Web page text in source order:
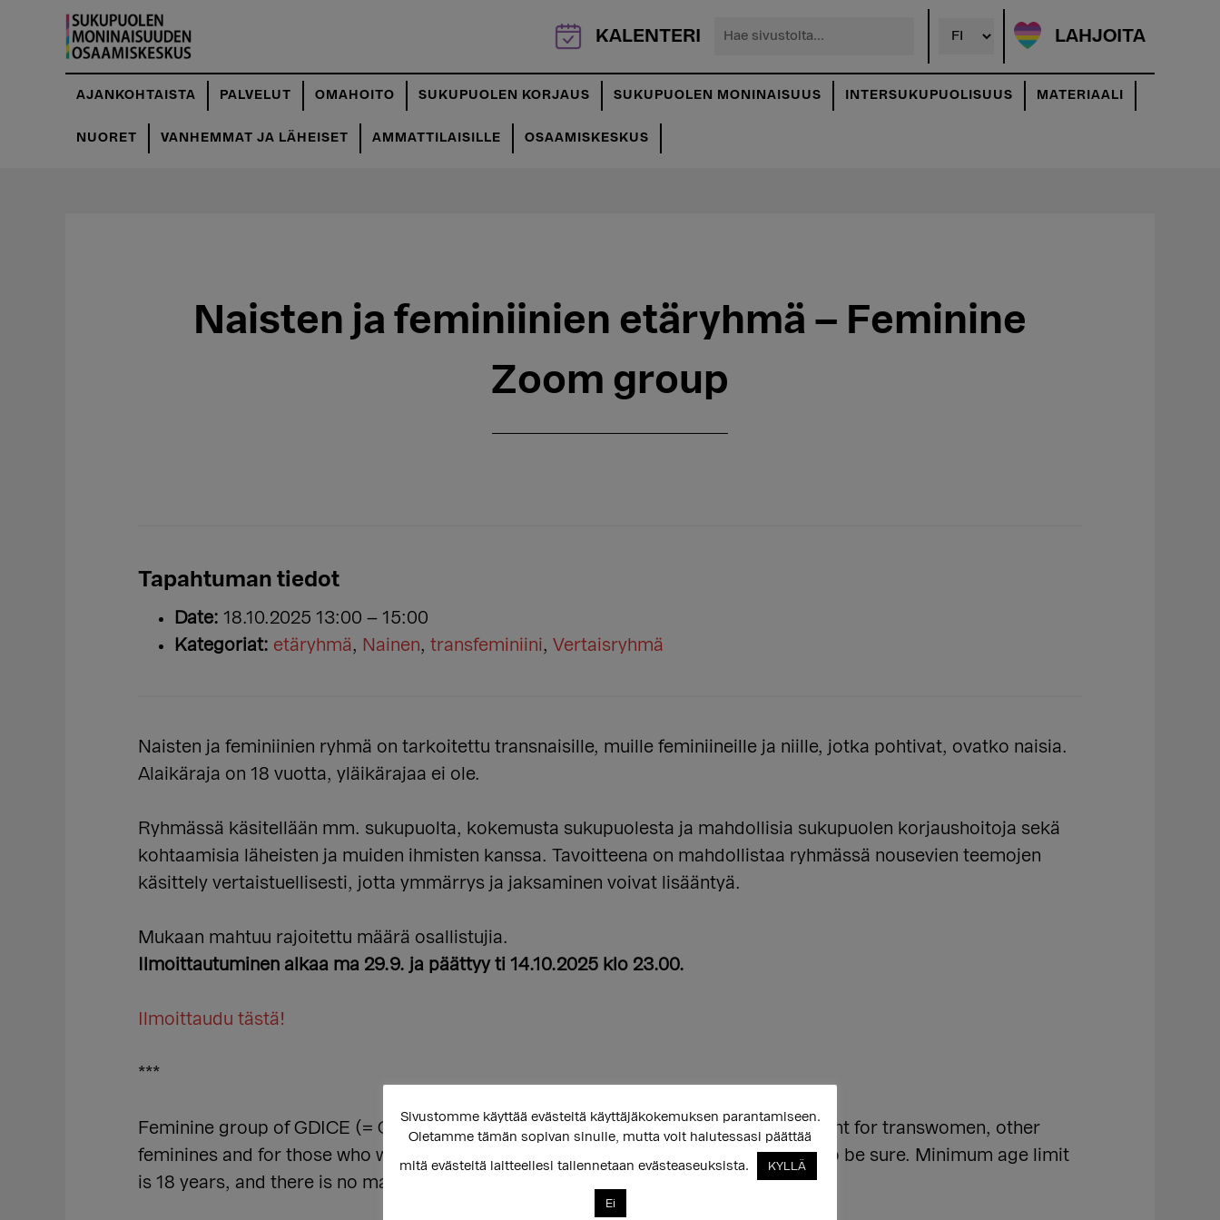
pääsisältöön
LAHJOITA
Hae
KALENTERI
AJANKOHTAISTA PALVELUT OMAHOITO SUKUPUOLEN KORJAUS SUKUPUOLEN MONINAISUUS INTERSUKUPUOLISUUS MATERIAALI
NUORET VANHEMMAT JA LÄHEISET AMMATTILAISILLE OSAAMISKESKUS
Naisten ja feminiinien etäryhmä – Feminine
Zoom group
Tapahtuman tiedot
Date: 18.10.2025 13:00 – 15:00
Kategoriat: etäryhmä, Nainen, transfeminiini, Vertaisryhmä
Naisten ja feminiinien ryhmä on tarkoitettu transnaisille, muille feminiineille ja niille, jotka pohtivat, ovatko naisia.
Alaikäraja on 18 vuotta, yläikärajaa ei ole.
Ryhmässä käsitellään mm. sukupuolta, kokemusta sukupuolesta ja mahdollisia sukupuolen korjaushoitoja sekä
kohtaamisia läheisten ja muiden ihmisten kanssa. Tavoitteena on mahdollistaa ryhmässä nousevien teemojen
käsittely vertaistuellisesti, jotta ymmärrys ja jaksaminen voivat lisääntyä.
Mukaan mahtuu rajoitettu määrä osallistujia.
Ilmoittautuminen alkaa ma 29.9. ja päättyy ti 14.10.2025 klo 23.00.
Ilmoittaudu tästä!
***
Feminine group of GDICE (= Gender Diversity & Intersex Centre of Expertise) is meant for transwomen, other
feminines and for those who wonder if they are women/ feminines. You don’t have to be sure. Minimum age limit
is 18 years, and there is no maximum age limit.
Sivustomme käyttää evästeitä käyttäjäkokemuksen parantamiseen.
Oletamme tämän sopivan sinulle, mutta voit halutessasi päättää
mitä evästeitä laitteellesi tallennetaan evästeaseuksista. KYLLÄ
Ei